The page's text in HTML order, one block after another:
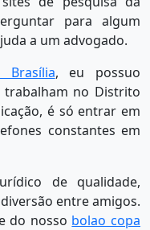
para algum
a um advogado.
Brasília, eu possuo
no Distrito
é só entrar em
constantes em
de qualidade,
entre amigos.
do nosso bolao copa